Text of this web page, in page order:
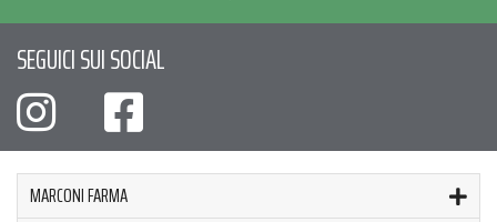
SEGUICI SUI SOCIAL
MARCONI FARMA